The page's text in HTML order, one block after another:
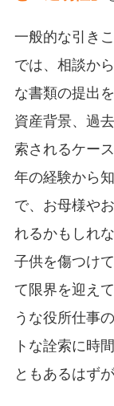
一般的な引き
では、相談か
な書類の提出
資産背景、過
索されるケー
年の経験から
で、お母様や
れるかもしれ
子供を傷つけ
て限界を迎え
うな役所仕事
トな詮索に時
ともあるはず